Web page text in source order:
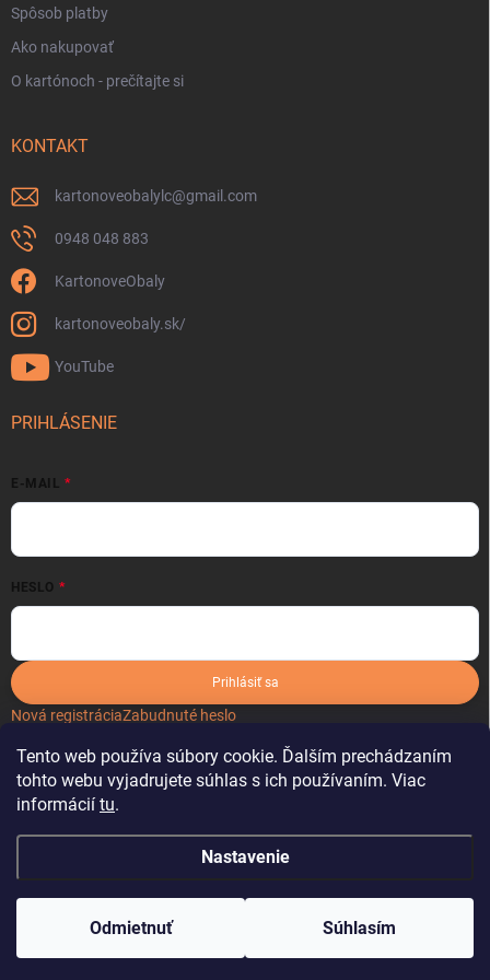
Tento web používa súbory cookie. Ďalším prechádzaním
tohto webu vyjadrujete súhlas s ich používaním. Viac
informácií tu.
Nastavenie
Odmietnuť Súhlasím
Spôsob platby
Ako nakupovať
O kartónoch - prečítajte si
KONTAKT
kartonoveobalylc@gmail.com
0948 048 883
KartonoveObaly
kartonoveobaly.sk/
YouTube
PRIHLÁSENIE
E-MAIL
HESLO
Prihlásiť sa
Nová registráciaZabudnuté heslo
Vytvoril Shoptet
Copyright 2026 kartonoveobaly.sk . Všetky práva vyhradené.